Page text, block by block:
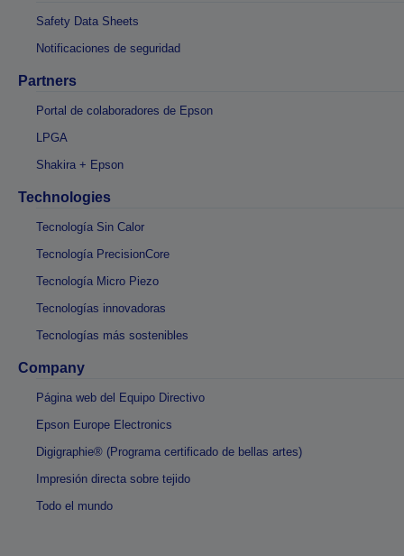
Safety Data Sheets
Notificaciones de seguridad
Partners
Portal de colaboradores de Epson
LPGA
Shakira + Epson
Technologies
Tecnología Sin Calor
Tecnología PrecisionCore
Tecnología Micro Piezo
Tecnologías innovadoras
Tecnologías más sostenibles
Company
Página web del Equipo Directivo
Epson Europe Electronics
Digigraphie® (Programa certificado de bellas artes)
Impresión directa sobre tejido
Todo el mundo